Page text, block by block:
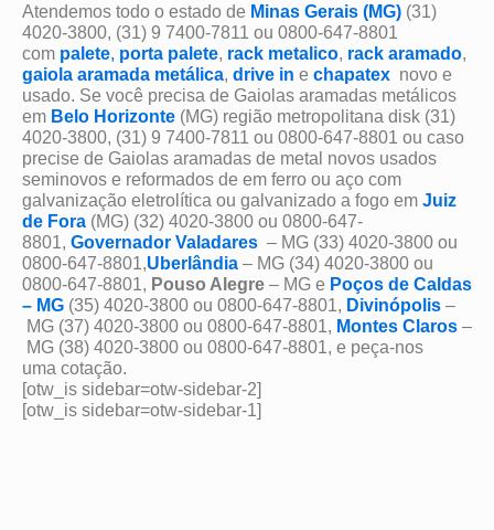
Atendemos todo o estado de Minas Gerais (MG) (31)
4020-3800, (31) 9 7400-7811 ou 0800-647-8801
com palete, porta palete, rack metalico, rack aramado,
gaiola aramada metálica, drive in e chapatex novo e
usado. Se você precisa de Gaiolas aramadas metálicos
em Belo Horizonte (MG) região metropolitana disk (31)
4020-3800, (31) 9 7400-7811 ou 0800-647-8801 ou caso
precise de Gaiolas aramadas de metal novos usados
seminovos e reformados de em ferro ou aço com
galvanização eletrolítica ou galvanizado a fogo em Juiz
de Fora (MG) (32) 4020-3800 ou 0800-647-
8801, Governador Valadares – MG (33) 4020-3800 ou
0800-647-8801,Uberlândia – MG (34) 4020-3800 ou
0800-647-8801, Pouso Alegre – MG e Poços de Caldas
– MG (35) 4020-3800 ou 0800-647-8801, Divinópolis –
MG (37) 4020-3800 ou 0800-647-8801, Montes Claros –
MG (38) 4020-3800 ou 0800-647-8801, e peça-nos
uma cotação.
[otw_is sidebar=otw-sidebar-2]
[otw_is sidebar=otw-sidebar-1]